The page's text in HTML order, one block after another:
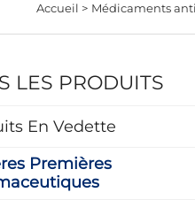
Accueil > Médicaments
LES PRODUITS
En Vedette
Premières